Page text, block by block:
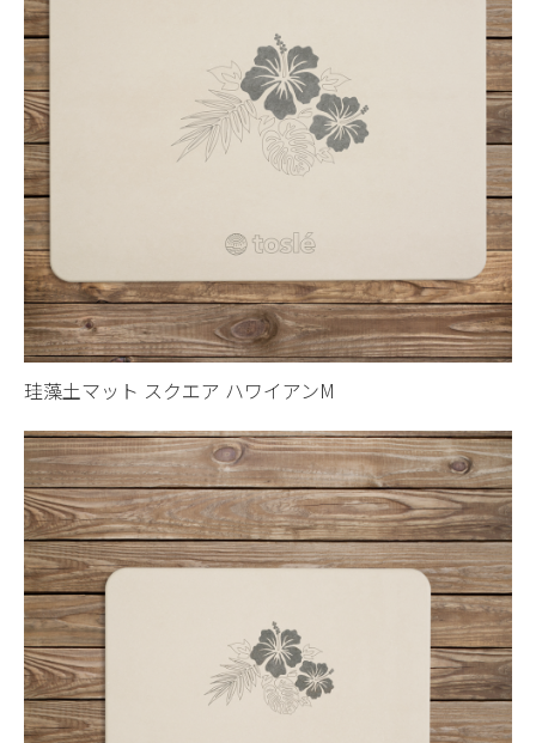
珪藻土マット スクエア ハワイアンM